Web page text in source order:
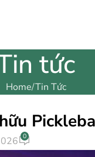
tức
Home Tin Tức
0